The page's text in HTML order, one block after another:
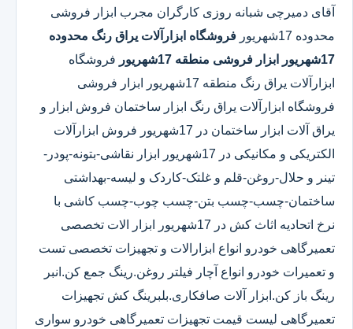
آقای دمیرچی شبانه روزی کارگران مجرب ابزار فروشی
محدوده 17شهریور
فروشگاه ابزارآلات یراق رنگ محدوده
17شهریور
ابزار فروشی منطقه 17شهریور
فروشگاه
ابزارآلات یراق رنگ منطقه 17شهریور ابزار فروشی
فروشگاه ابزارآلات یراق رنگ ابزار ساختمان فروش ابزار و
یراق آلات ابزار ساختمان در 17شهریور فروش ابزارآلات
الکتریکی و مکانیکی در 17شهریور ابزار نقاشی-بتونه-پودر-
تینر و حلال-روغن-قلم و غلتک-کاردک و لیسه-بهداشتی
ساختمان-چسب-چسب بتن-چسب چوب-چسب کاشی با
نرخ اتحادیه اثاث کش در 17شهریور ابزار الات تخصصی
تعمیرگاهی خودرو انواع ابزارالات و تجهیزات تخصصی تست
و تعمیرات خودرو انواع آچار فیلتر روغن.رینگ جمع کن.انبر
رینگ باز کن.ابزار آلات صافکاری.بلبرینگ کش تجهیزات
تعمیرگاهی لیست قیمت تجهیزات تعمیرگاهی خودرو سواری